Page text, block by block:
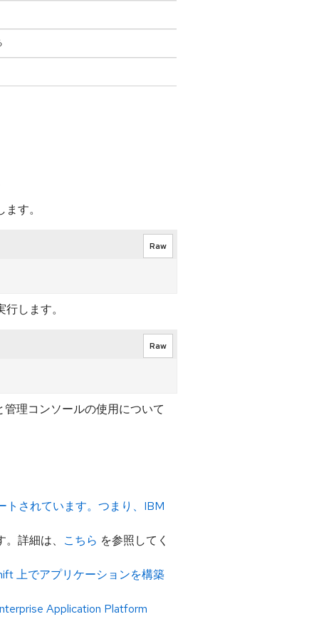
す。
Raw
します。
Raw
理コンソールの使用について
トされています。つまり、IBM
詳細は、 こちら を参照してく
上でアプリケーションを構築
Application Platform